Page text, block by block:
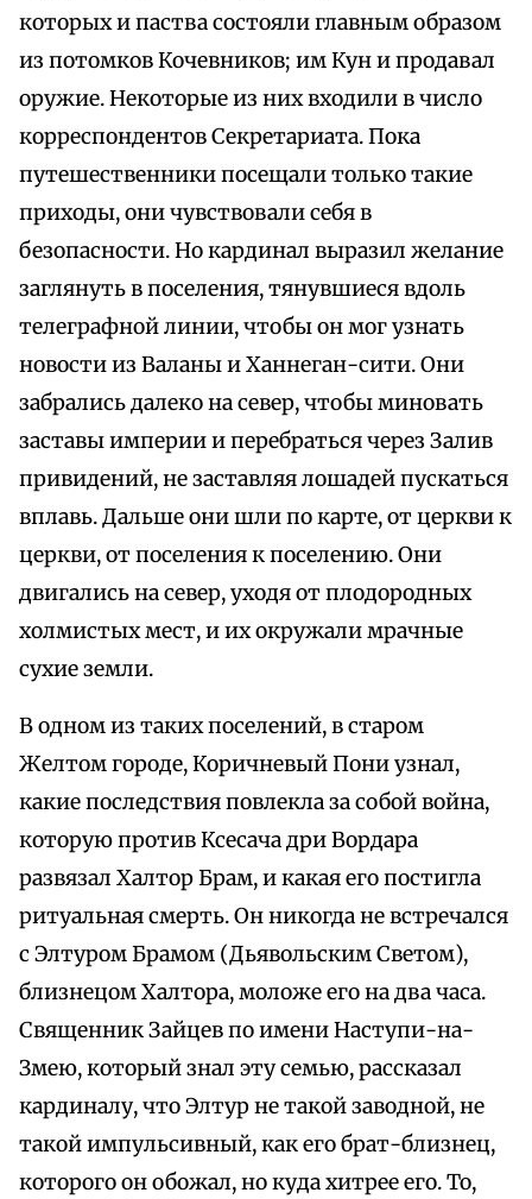
которых и паства состояли главным образом
из потомков Кочевников; им Кун и продавал
оружие. Некоторые из них входили в число
корреспондентов Секретариата. Пока
путешественники посещали только такие
приходы, они чувствовали себя в
безопасности. Но кардинал выразил желание
заглянуть в поселения, тянувшиеся вдоль
телеграфной линии, чтобы он мог узнать
новости из Валаны и Ханнеган-сити. Они
забрались далеко на север, чтобы миновать
заставы империи и перебраться через Залив
привидений, не заставляя лошадей пускаться
вплавь. Дальше они шли по карте, от церкви к
церкви, от поселения к поселению. Они
двигались на север, уходя от плодородных
холмистых мест, и их окружали мрачные
сухие земли.
В одном из таких поселений, в старом
Желтом городе, Коричневый Пони узнал,
какие последствия повлекла за собой война,
которую против Ксесача дри Вордара
развязал Халтор Брам, и какая его постигла
ритуальная смерть. Он никогда не встречался
с Элтуром Брамом (Дьявольским Светом),
близнецом Халтора, моложе его на два часа.
Священник Зайцев по имени Наступи-на-
Змею, который знал эту семью, рассказал
кардиналу, что Элтур не такой заводной, не
такой импульсивный, как его брат-близнец,
которого он обожал, но куда хитрее его. То,